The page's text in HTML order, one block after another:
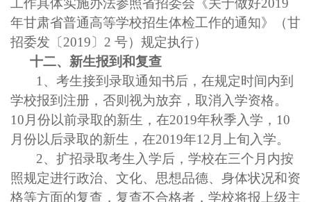
工作具体实施办法参照省招委会《关于做好2019
年甘肃省普通高等学校招生体检工作的通知》（甘
招委发〔2019〕2 号）规定执行）
十二、新生报到和复查
1 、考生接到录取通知书后，在规定时间内到
学校报到注册，否则视为放弃，取消入学资格。
10月份以前录取的新生，在2019年秋季入学，10
月份以后录取的新生，在2019年12月 上旬入学。
2、扩招录取考生入学后，学校在三个月内按
照规定进行政治、文化、思想品德、身体状况和资
格等方面的复查，复查不合格者，学校将报上级主